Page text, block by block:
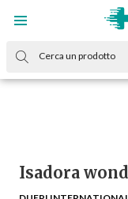
Isadora